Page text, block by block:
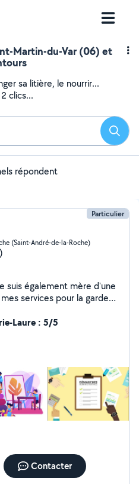
Martin-du-Var (06) et
sa litière, le nourrir...
clics...
répondent
Particulier
(Saint-André-de-la-Roche)
suis également mère d'une
services pour la garde
animaux lors de vos
Laure : 5/5
Contacter